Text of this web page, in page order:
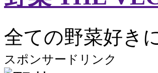
全ての野菜好き
スポンサードリンク